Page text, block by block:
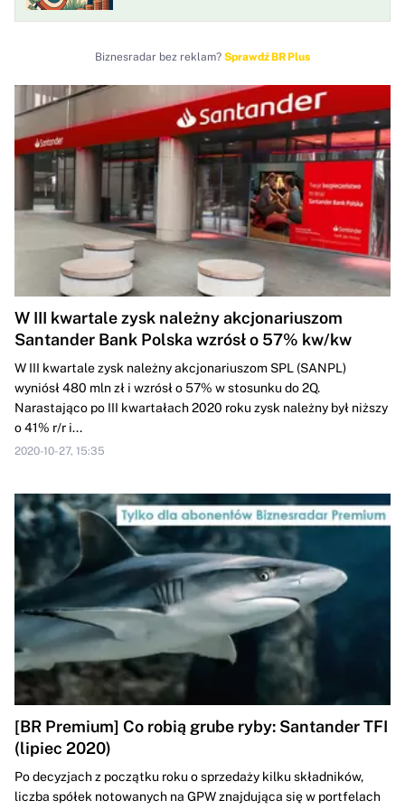
Biznesradar bez reklam? Sprawdź BR Plus
W III kwartale zysk należny akcjonariuszom
Santander Bank Polska wzrósł o 57% kw/kw
W III kwartale zysk należny akcjonariuszom SPL (SANPL)
wyniósł 480 mln zł i wzrósł o 57% w stosunku do 2Q.
Narastająco po III kwartałach 2020 roku zysk należny był niższy
o 41% r/r i...
2020-10-27, 15:35
[BR Premium] Co robią grube ryby: Santander TFI
(lipiec 2020)
Po decyzjach z początku roku o sprzedaży kilku składników,
liczba spółek notowanych na GPW znajdująca się w portfelach